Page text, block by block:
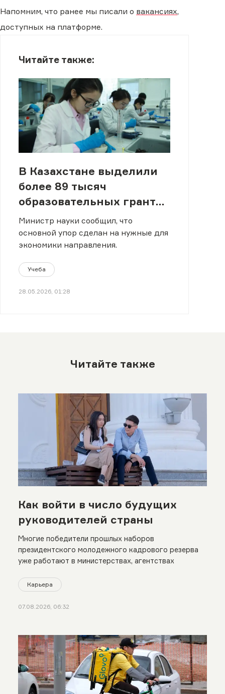
Напомним, что ранее мы писали о вакансиях,
доступных на платформе.
Читайте также:
В Казахстане выделили
более 89 тысяч
образовательных грантов
на новый учебный год
Министр науки сообщил, что
основной упор сделан на нужные для
экономики направления.
Учеба
28.05.2026, 01:28
Читайте также
Как войти в число будущих
руководителей страны
Многие победители прошлых наборов
президентского молодежного кадрового резерва
уже работают в министерствах, агентствах
Карьера
07.08.2026, 06:32